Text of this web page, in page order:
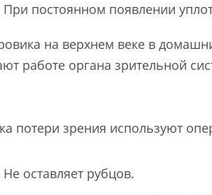
постоянном появлении
на верхнем веке в
работе органа зрительной
потери зрения используют
оставляет рубцов.